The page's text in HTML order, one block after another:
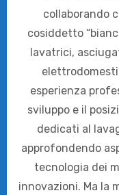
collaborando
cosiddetto
lavatrici,
esperienza
sviluppo e il
dedicati al
approfondendo
tecnologia dei
innovazioni. Ma la